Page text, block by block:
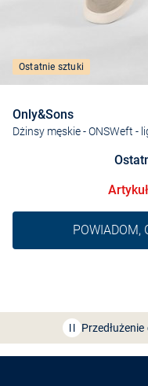
Ostatnie sztuki
Only&Sons
Dżinsy męskie - ONSWeft -
POWIADOM,
Odkryj